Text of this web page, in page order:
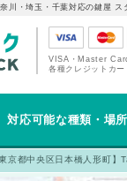
川・埼玉・千葉対応の鍵屋 ス
VISA・Master
各種クレジットカ
対応可能な種類・場所
東京都中央区日本橋人形町